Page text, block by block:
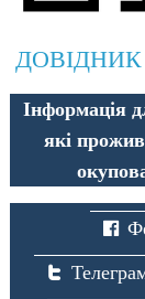
ДОВІДНИК
Інформація
які